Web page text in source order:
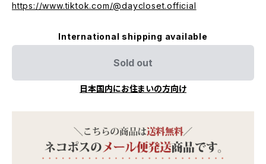
https://www.tiktok.com/@daycloset.official
International shipping available
Sold out
日本国内にお住まいの方向け